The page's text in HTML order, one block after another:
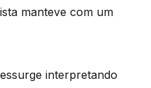
manteve com um
interpretando